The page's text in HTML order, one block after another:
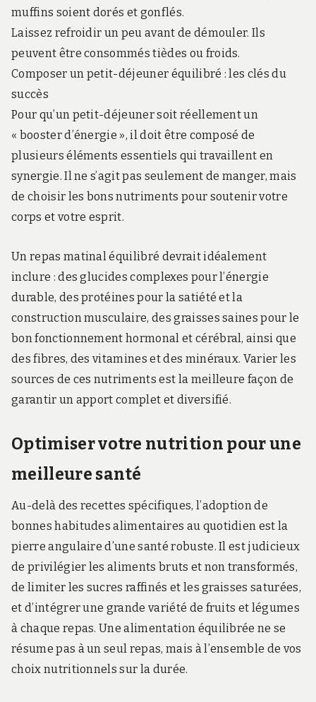
muffins soient dorés et gonflés.
Laissez refroidir un peu avant de démouler. Ils
peuvent être consommés tièdes ou froids.
Composer un petit-déjeuner équilibré : les clés du
succès
Pour qu’un petit-déjeuner soit réellement un
« booster d’énergie », il doit être composé de
plusieurs éléments essentiels qui travaillent en
synergie. Il ne s’agit pas seulement de manger, mais
de choisir les bons nutriments pour soutenir votre
corps et votre esprit.
Un repas matinal équilibré devrait idéalement
inclure : des glucides complexes pour l’énergie
durable, des protéines pour la satiété et la
construction musculaire, des graisses saines pour le
bon fonctionnement hormonal et cérébral, ainsi que
des fibres, des vitamines et des minéraux. Varier les
sources de ces nutriments est la meilleure façon de
garantir un apport complet et diversifié.
Optimiser votre nutrition pour une
meilleure santé
Au-delà des recettes spécifiques, l’adoption de
bonnes habitudes alimentaires au quotidien est la
pierre angulaire d’une santé robuste. Il est judicieux
de privilégier les aliments bruts et non transformés,
de limiter les sucres raffinés et les graisses saturées,
et d’intégrer une grande variété de fruits et légumes
à chaque repas. Une alimentation équilibrée ne se
résume pas à un seul repas, mais à l’ensemble de vos
choix nutritionnels sur la durée.